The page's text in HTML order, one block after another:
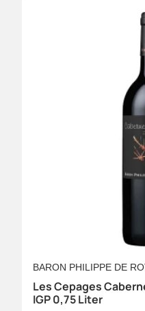
BARON PHILIPPE DE
Les Cepages
IGP 0,75 Liter